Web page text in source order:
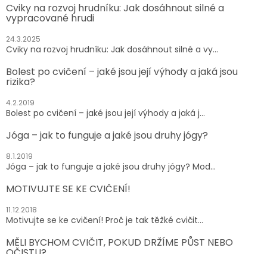
Cviky na rozvoj hrudníku: Jak dosáhnout silné a
vypracované hrudi
24.3.2025
Cviky na rozvoj hrudníku: Jak dosáhnout silné a vy...
Bolest po cvičení – jaké jsou její výhody a jaká jsou
rizika?
4.2.2019
Bolest po cvičení – jaké jsou její výhody a jaká j...
Jóga – jak to funguje a jaké jsou druhy jógy?
8.1.2019
Jóga – jak to funguje a jaké jsou druhy jógy? Mod...
MOTIVUJTE SE KE CVIČENÍ!
11.12.2018
Motivujte se ke cvičení! Proč je tak těžké cvičit...
MĚLI BYCHOM CVIČIT, POKUD DRŽÍME PŮST NEBO